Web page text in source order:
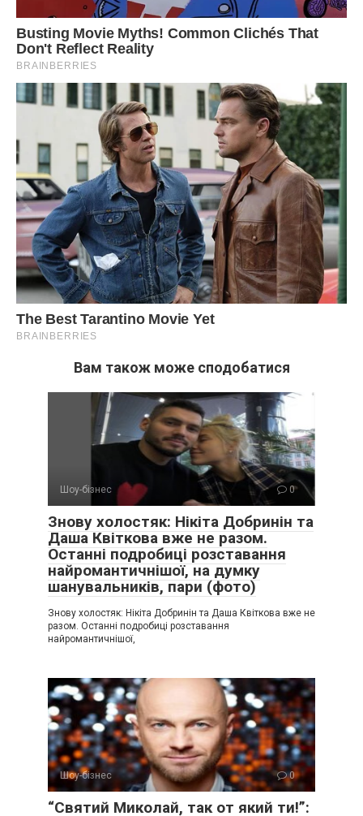
Вам також може сподобатися
Шоу-бізнес 0
Знову холостяк: Нікіта Добринін та
Даша Квіткова вже не разом.
Останні подробиці розставання
найромантичнішої, на думку
шанувальників, пари (фото)
Знову холостяк: Нікіта Добринін та Даша Квіткова вже не
разом. Останні подробиці розставання
найромантичнішої,
Шоу-бізнес 0
“Святий Миколай, так от який ти!”: